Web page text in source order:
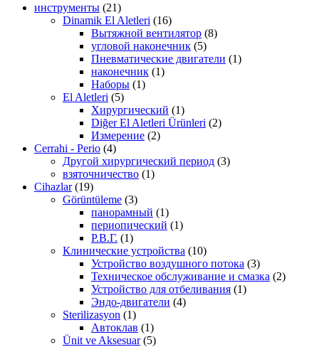
инструменты (21)
Dinamik El Aletleri (16)
Вытяжной вентилятор (8)
угловой наконечник (5)
Пневматические двигатели (1)
наконечник (1)
Наборы (1)
El Aletleri (5)
Хирургический (1)
Diğer El Aletleri Ürünleri (2)
Измерение (2)
Cerrahi - Perio (4)
Другой хирургический период (3)
взяточничество (1)
Cihazlar (19)
Görüntüleme (3)
панорамный (1)
периопический (1)
Р.В.Г. (1)
Клинические устройства (10)
Устройство воздушного потока (3)
Техническое обслуживание и смазка (2)
Устройство для отбеливания (1)
Эндо-двигатели (4)
Sterilizasyon (1)
Автоклав (1)
Ünit ve Aksesuar (5)